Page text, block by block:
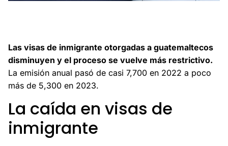
Las visas de inmigrante otorgadas a guatemaltecos
disminuyen y el proceso se vuelve más restrictivo.
La emisión anual pasó de casi 7,700 en 2022 a poco
más de 5,300 en 2023.
La caída en visas de
inmigrante